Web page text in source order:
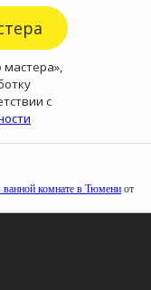
с
ванной комнате в Тюмениот